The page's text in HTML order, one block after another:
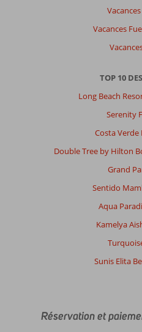
Vacances
TOP 10
Long Beach
Serenity
Costa
Double Tree by Hilton
Grand
Sentido
Aqua
Kamelya
Sunis Elita
Réservation et